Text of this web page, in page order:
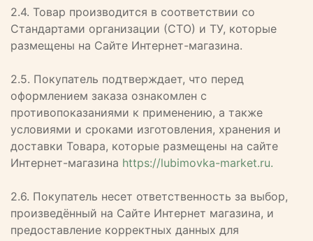
2.4. Товар производится в соответствии со
Стандартами организации (СТО) и ТУ, которые
размещены на Сайте Интернет-магазина.
2.5. Покупатель подтверждает, что перед
оформлением заказа ознакомлен с
противопоказаниями к применению, а также
условиями и сроками изготовления, хранения и
доставки Товара, которые размещены на сайте
Интернет-магазина https://lubimovka-market.ru.
2.6. Покупатель несет ответственность за выбор,
произведённый на Сайте Интернет магазина, и
предоставление корректных данных для